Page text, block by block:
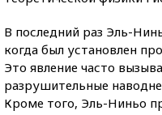
В последний раз Эль-
когда был установлен
Это явление часто
разрушительные
Кроме того, Эль-Ниньо